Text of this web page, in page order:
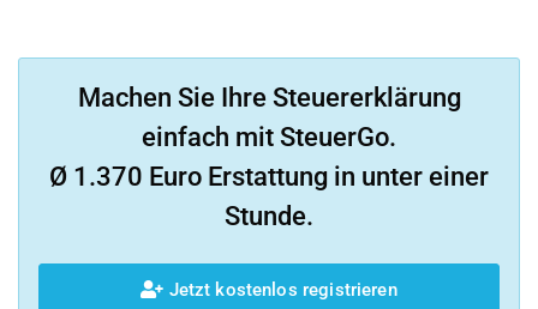
Machen Sie Ihre Steuererklärung
einfach mit SteuerGo.
Ø 1.370 Euro Erstattung in unter einer
Stunde.
Jetzt kostenlos registrieren